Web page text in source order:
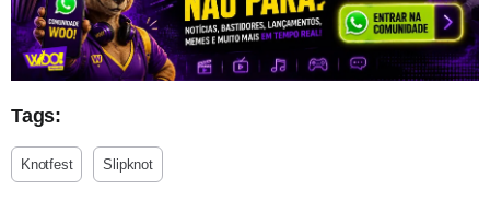
Tags:
Knotfest Slipknot